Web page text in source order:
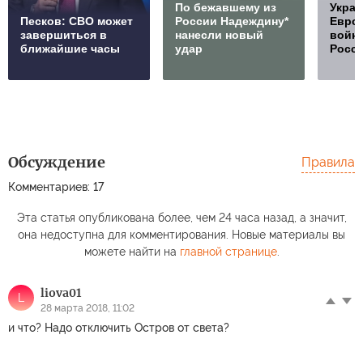
Песков: СВО может
завершиться в
ближайшие часы
По бежавшему из
России Надеждину*
нанесли новый
удар
Обсуждение
Комментариев: 17
Правила
Эта статья опубликована более, чем 24 часа назад, а значит,
она недоступна для комментирования. Новые материалы вы
можете найти на главной странице.
L liova01
28 марта 2018, 11:02
и что? Надо отключить Остров от света?